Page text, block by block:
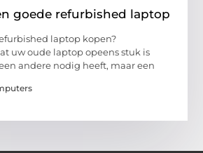
goede refurbished laptop
laptop kopen?
uw oude laptop opeens stuk is
andere nodig heeft, maar een